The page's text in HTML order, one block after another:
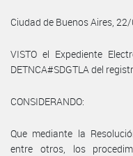
Ciudad de Buenos Aires,
VISTO el Expediente
DETNCA#SDGTLA del
CONSIDERANDO:
Que mediante la
entre otros, los